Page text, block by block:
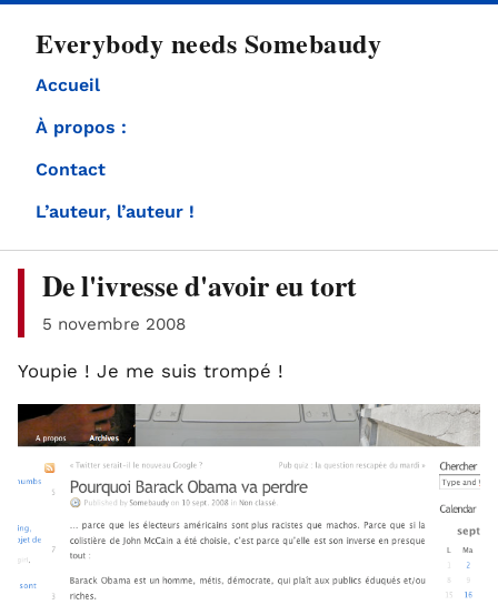
Everybody needs Somebaudy
Accueil
À propos :
Contact
L’auteur, l’auteur !
De l'ivresse d'avoir eu tort
5 novembre 2008
Youpie ! Je me suis trompé !